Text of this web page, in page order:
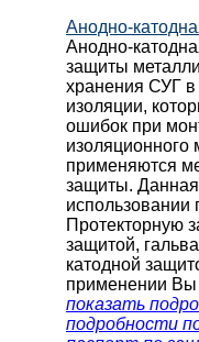
Анодно-
Анодно-
защиты
хранения СУГ в
изоляции,
ошибок при
изоляционного
применяются
защиты.
использовании
Протекторную
защитой,
катодной
применении Вы
показать
подробности